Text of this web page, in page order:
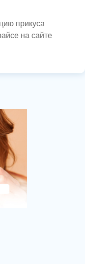
прикуса
на сайте